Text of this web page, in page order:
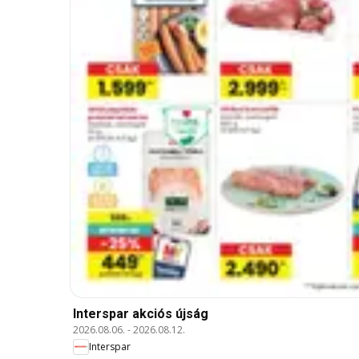
Interspar akciós újság
2026.08.06. -2026.08.12.
Interspar